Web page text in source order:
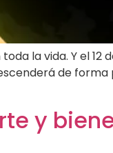
la vida. Y el 12
de
y